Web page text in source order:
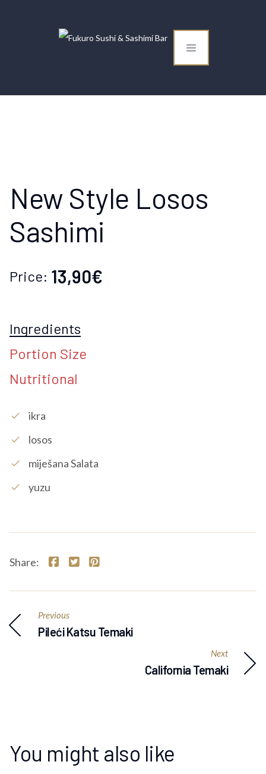
New Style Losos
Sashimi
Price: 13,90€
Ingredients
Portion Size
Nutritional
check Ikra
check Losos
check Miješana Salata
check Yuzu
Share:
Previous
Pileći Katsu Temaki
Next
California Temaki
You might also like